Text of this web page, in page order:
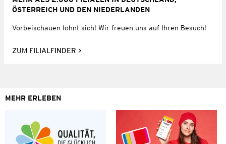
ÖSTERREICH UND DEN NIEDERLANDEN
Vorbeischauen lohnt sich! Wir freuen uns auf Ihren Besuch!
ZUM FILIALFINDER
MEHR ERLEBEN